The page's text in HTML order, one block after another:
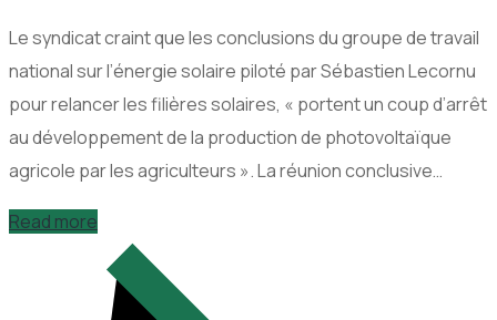
Le syndicat craint que les conclusions du groupe de travail
national sur l’énergie solaire piloté par Sébastien Lecornu
pour relancer les filières solaires, « portent un coup d’arrêt
au développement de la production de photovoltaïque
agricole par les agriculteurs ». La réunion conclusive…
Read more